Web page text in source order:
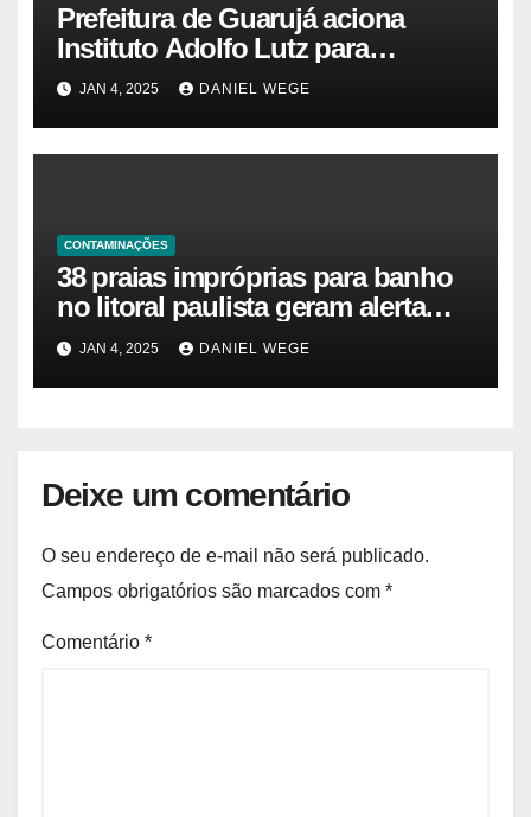
Prefeitura de Guarujá aciona
Instituto Adolfo Lutz para
identificar causas da virose em
moradores e turistas – Notícias
das Praias
JAN 4, 2025 DANIEL WEGE
CONTAMINAÇÕES
38 praias impróprias para banho
no litoral paulista geram alerta
ambiental e de saúde pública
JAN 4, 2025 DANIEL WEGE
Deixe um comentário
O seu endereço de e-mail não será publicado.
Campos obrigatórios são marcados com *
Comentário *